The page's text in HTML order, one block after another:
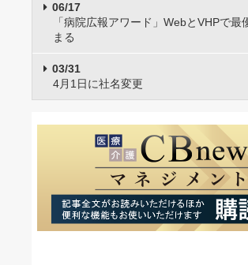
06/17
「病院広報アワード」WebとVHPで最
まる
03/31
4月1日に社名変更